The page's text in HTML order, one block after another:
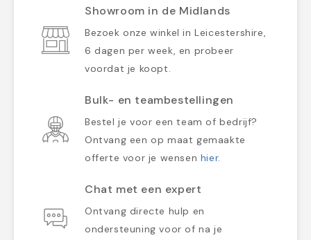
Showroom in de Midlands
Bezoek onze winkel in Leicestershire,
6 dagen per week, en probeer
voordat je koopt.
Bulk- en teambestellingen
Bestel je voor een team of bedrijf?
Ontvang een op maat gemaakte
offerte voor je wensen hier.
Chat met een expert
Ontvang directe hulp en
ondersteuning voor of na je